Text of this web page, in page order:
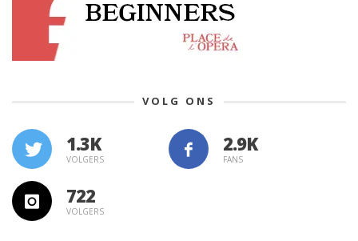
VOLG ONS
1.3K
VOLGERS FANS
722
VOLGERS